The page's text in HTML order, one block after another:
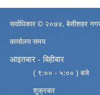
सर्वाधिकार © २०७४. बेसीशहर
कार्यालय समय
आइतबार - बिहीबार
( ९:०० - ५:०० ) बजे
शुक्रबार